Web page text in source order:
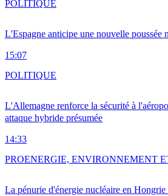
L'Espagne anticipe une nouvelle poussée
15:07
POLITIQUE
L'Allemagne renforce la sécurité à
attaque hybride présumée
14:33
POLITIQUE
La pénurie d'énergie nucléaire en
PROENERGIE, ENVIRONNEMENT